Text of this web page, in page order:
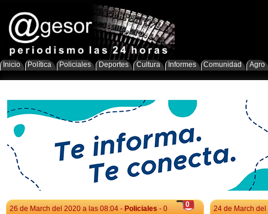
Inicio Política Policiales Deportes Cultura Informes Comunidad Agro
0
26 de March del 2020 a las 08:04 - Policiales - 0 24 de March